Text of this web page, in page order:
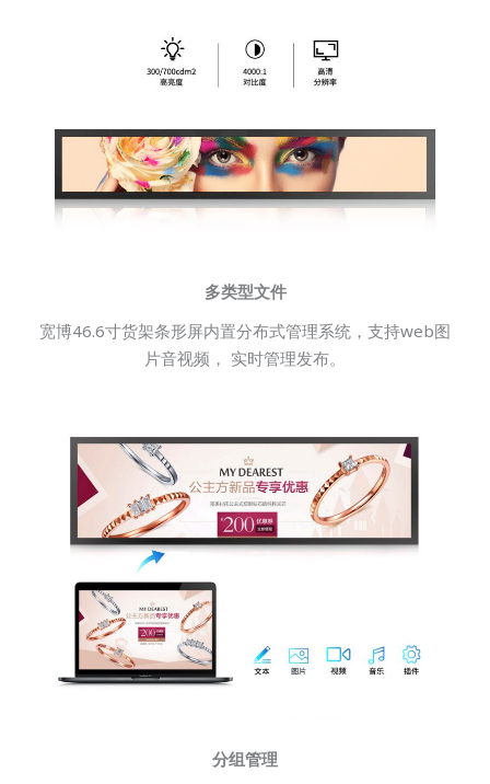
多类型文件
宽博46.6寸货架条形屏内置分布式管理系统，支持web图
片音视频， 实时管理发布。
分组管理